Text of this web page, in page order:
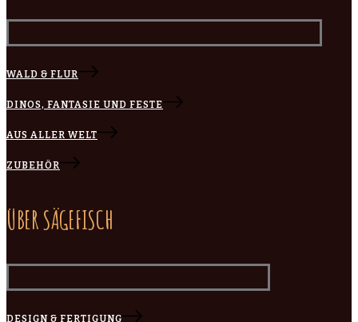
WALD & FLUR
DINOS, FANTASIE UND FESTE
AUS ALLER WELT
ZUBEHÖR
ÜBER SÄGEFISCH
DESIGN & FERTIGUNG